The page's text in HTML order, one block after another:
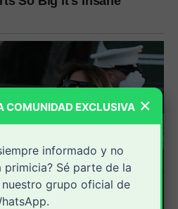
×
COMUNIDAD EXCLUSIVA
informado y no
primicia? Sé parte de la
grupo oficial de